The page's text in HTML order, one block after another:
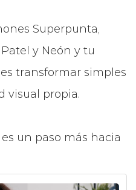
Superpunta,
y Neón y tu
transformar simples
visual propia.
un paso más hacia